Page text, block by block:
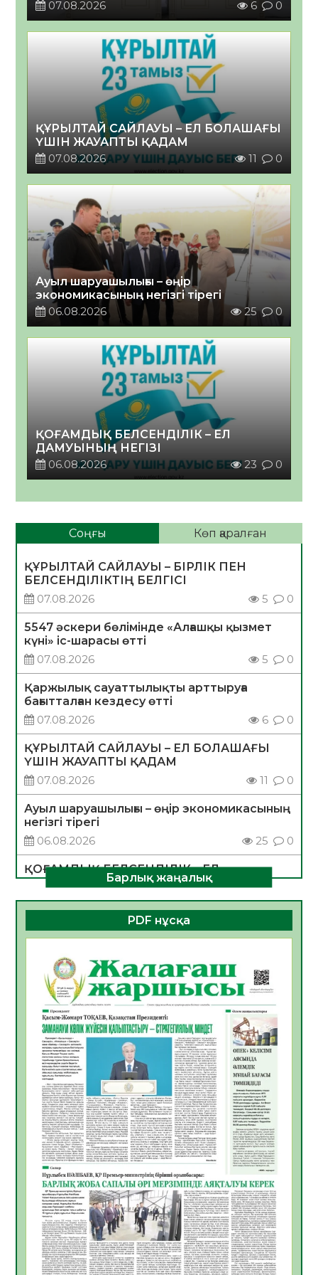
07.08.2026 6 0
ҚҰРЫЛТАЙ САЙЛАУЫ – ЕЛ БОЛАШАҒЫ
ҮШІН ЖАУАПТЫ ҚАДАМ
07.08.2026
11 0
Ауыл шаруашылығы – өңір
экономикасының негізгі тірегі
06.08.2026
25 0
ҚОҒАМДЫҚ БЕЛСЕНДІЛІК – ЕЛ
ДАМУЫНЫҢ НЕГІЗІ
06.08.2026
23 0
Соңғы Көп қаралған
ҚҰРЫЛТАЙ САЙЛАУЫ – БІРЛІК ПЕН
БЕЛСЕНДІЛІКТІҢ БЕЛГІСІ
07.08.2026
5 0
5547 әскери бөлімінде «Алғашқы қызмет
күні» іс-шарасы өтті
07.08.2026
5 0
Қаржылық сауаттылықты арттыруға
бағытталған кездесу өтті
07.08.2026
6 0
ҚҰРЫЛТАЙ САЙЛАУЫ – ЕЛ БОЛАШАҒЫ
ҮШІН ЖАУАПТЫ ҚАДАМ
07.08.2026
11 0
Ауыл шаруашылығы – өңір экономикасының
негізгі тірегі
06.08.2026
25 0
ҚОҒАМДЫҚ БЕЛСЕНДІЛІК – ЕЛ
ДАМУЫНЫҢ НЕГІЗІ
06.08.2026
23 0
ҚҰРЫЛТАЙ САЙЛАУЫ – БОЛАШАҚҚА
БАСТАР ЖАУАПТЫ ТАҢДАУ
06.08.2026
Инфекциялық ауруларға қарсы иммундау
жұмыстарының тиімділігі
06.08.2026
27
Көкжөтел ауруы туралы
06.08.2026
24
АПВ вакцинасы туралы мәлімет
06.08.2026
25
Open Air: Қызылорда облысы полиция
департаменті 20 мыңнан астам
көрерменнің қауіпсіздігін қамтамасыз етті
06.08.2026
37
ҚЫЗЫЛОРДАДА «САНАЛЫ ҰРПАҚ –
ЖАРҚЫН БОЛАШАҚ» АТТЫ КЕҢЕЙТІЛГЕН
МӘЖІЛІС ӨТТІ
05.08.2026
37
Барлық жаңалық
PDF нұсқа